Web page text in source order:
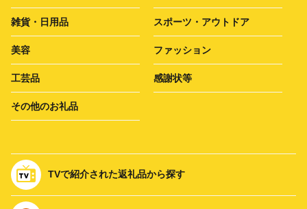
雑貨・日用品 スポーツ・アウトドア
美容 ファッション
工芸品 感謝状等
その他のお礼品
TVで紹介された返礼品から探す